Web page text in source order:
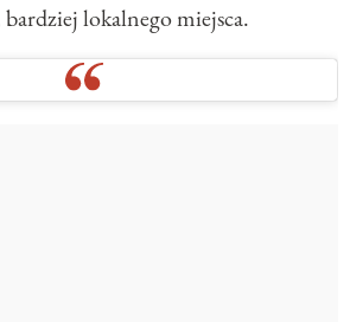
lokalnego miejsca.